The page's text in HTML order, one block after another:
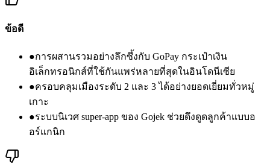
ข้อดี
●การผสานรวมอย่างลึกซึ้งกับ GoPay กระเป๋าเงิน
อิเล็กทรอนิกส์ที่ใช้กันแพร่หลายที่สุดในอินโดนีเซีย
●ครอบคลุมเมืองระดับ 2 และ 3 ได้อย่างยอดเยี่ยมทั่วหมู่
เกาะ
●ระบบนิเวศ super-app ของ Gojek ช่วยดึงดูดลูกค้าแบบอ
อร์แกนิก